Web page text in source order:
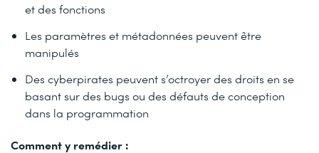
et des fonctions
Les paramètres et métadonnées peuvent être
manipulés
Des cyberpirates peuvent s’octroyer des droits en se
basant sur des bugs ou des défauts de conception
dans la programmation
Comment y remédier :